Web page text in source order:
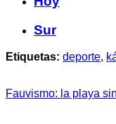
Sur
Etiquetas: deporte,
Fauvismo: la playa